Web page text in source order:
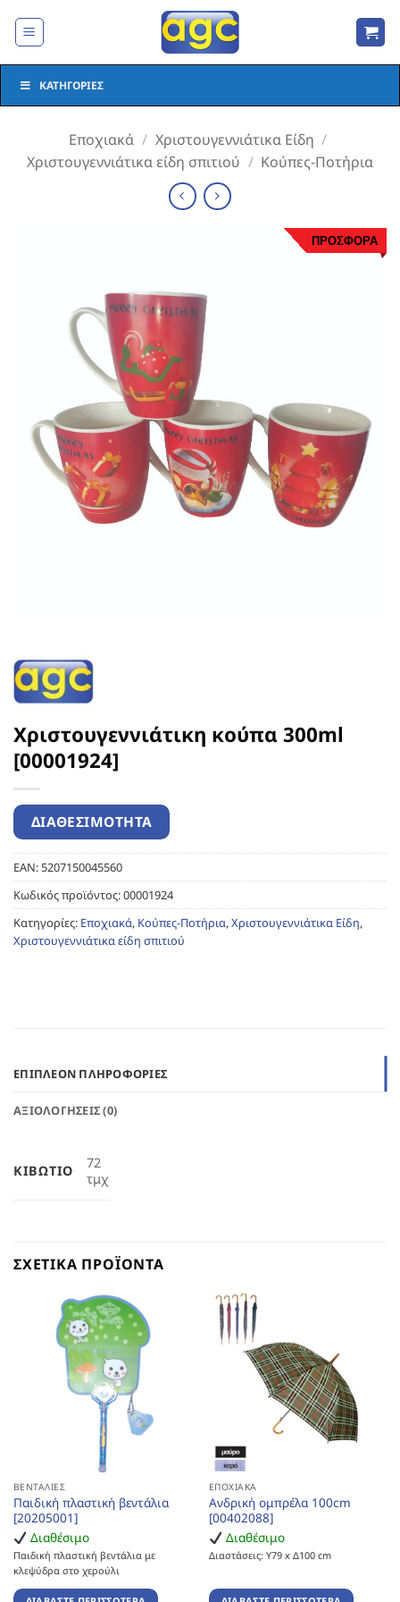
στο
ΚΑΤΗΓΟΡΊΕΣ
Εποχιακά / Χριστουγεννιάτικα Είδη /
Χριστουγεννιάτικα είδη σπιτιού / Κούπες-Ποτήρια
ΠΡΟΣΦΟΡΑ
Χριστουγεννιάτικη κούπα 300ml
[00001924]
EAN:5207150045560
Κωδικός προϊόντος:00001924
Κατηγορίες: Εποχιακά, Κούπες-Ποτήρια,Χριστουγεννιάτικα Είδη,
Χριστουγεννιάτικα είδη σπιτιού
ΕΠΙΠΛΈΟΝ ΠΛΗΡΟΦΟΡΊΕΣ
ΑΞΙΟΛΟΓΉΣΕΙΣ (0)
ΚΙΒΏΤΙΟ
72
τμχ
ΣΧΕΤΙΚΆ ΠΡΟΪΌΝΤΑ
ΒΕΝΤΆΛΙΕΣ
Παιδική πλαστική βεντάλια
[20205001]
Διαθέσιμο
Παιδική πλαστική βεντάλια με
κλεψύδρα στο χερούλι
ΕΠΟΧΙΑΚΆ
Ανδρική ομπρέλα 100cm
[00402088]
Διαθέσιμο
Διαστάσεις: Υ79 x Δ100 cm